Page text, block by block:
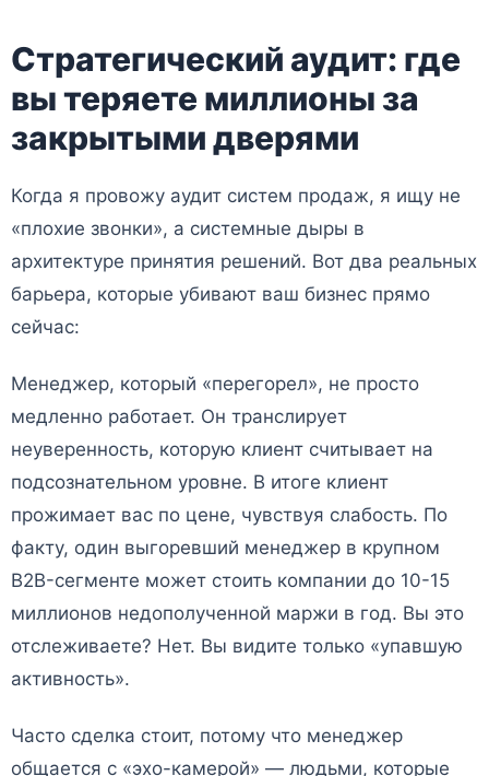
Стратегический аудит: где
вы теряете миллионы за
закрытыми дверями
Когда я провожу аудит систем продаж, я ищу не
«плохие звонки», а системные дыры в
архитектуре принятия решений. Вот два реальных
барьера, которые убивают ваш бизнес прямо
сейчас:
Менеджер, который «перегорел», не просто
медленно работает. Он транслирует
неуверенность, которую клиент считывает на
подсознательном уровне. В итоге клиент
прожимает вас по цене, чувствуя слабость. По
факту, один выгоревший менеджер в крупном
B2B-сегменте может стоить компании до 10-15
миллионов недополученной маржи в год. Вы это
отслеживаете? Нет. Вы видите только «упавшую
активность».
Часто сделка стоит, потому что менеджер
общается с «эхо-камерой» — людьми, которые